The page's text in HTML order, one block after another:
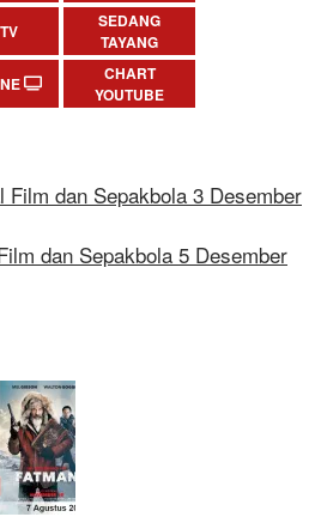
SEDANG
TAYANG
CHART
YOUTUBE
Film dan Sepakbola 3 Desember
dan Sepakbola 5 Desember